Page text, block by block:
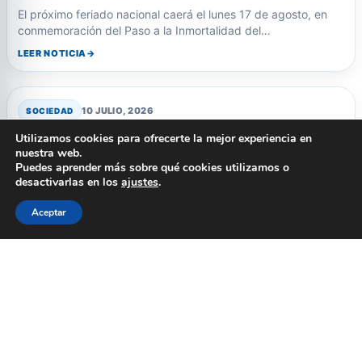
El próximo feriado nacional caerá el lunes 17 de agosto, en
conmemoración del Paso a la Inmortalidad del…
LEER NOTICIA
SOCIEDAD 10 JULIO, 2026
TRÁGICO CHOQUE MÚLTIPLE EN
SAN ANDRÉS DE GILES: TRES
MUERTOS Y UN HERIDO GRAVE
Un accidente en la Autovía 7 dejó tres fallecidos y un herido
Utilizamos cookies para ofrecerte la mejor experiencia en
nuestra web.
Puedes aprender más sobre qué cookies utilizamos o
desactivarlas en los ajustes.
Aceptar